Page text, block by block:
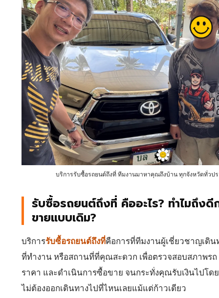
บริการรับซื้อรถยนต์ถึงที่ ทีมงานมาหาคุณถึงบ้าน ทุกจังหวัดทั่วปร
รับซื้อรถยนต์ถึงที่ คืออะไร? ทำไมถึงดี
ขายแบบเดิม?
บริการรับซื้อรถยนต์ถึงที่คือการที่ทีมงานผู้เชี่ยวชาญเดิน
ที่ทำงาน หรือสถานที่ที่คุณสะดวก เพื่อตรวจสอบสภาพรถ
ราคา และดำเนินการซื้อขาย จนกระทั่งคุณรับเงินไปโด
ไม่ต้องออกเดินทางไปที่ไหนเลยแม้แต่ก้าวเดียว